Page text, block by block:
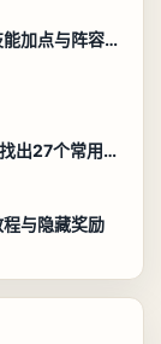
异环白藏养成攻略，毕业配装、技能加点与阵容搭配保姆级解析
聪明开局吧第147关攻略，养龙虾找出27个常用字通关答案
与隐藏奖励